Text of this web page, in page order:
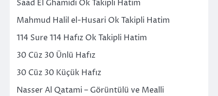
Saad El Ghamidi Ok Takipli Hatim
Mahmud Halil el-Husari Ok Takipli Hatim
114 Sure 114 Hafız Ok Takipli Hatim
30 Cüz 30 Ünlü Hafız
30 Cüz 30 Küçük Hafız
Nasser Al Qatami – Görüntülü ve Mealli